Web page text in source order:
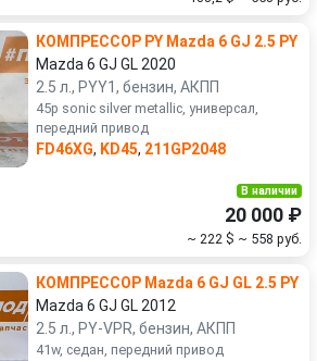
КОМПРЕССОР PY Mazda 6 GJ 2.5 PY
Mazda 6 GJ GL 2020
2.5 л., PYY1, бензин, АКПП
45p sonic silver metallic, универсал,
передний привод
FD46XG, KD45, 211GP2048
В наличии
20 000 ₽
~ 222 $ ~ 558 руб.
КОМПРЕССОР Mazda 6 GJ GL 2.5 PY
Mazda 6 GJ GL 2012
2.5 л., PY-VPR, бензин, АКПП
41w, седан, передний привод